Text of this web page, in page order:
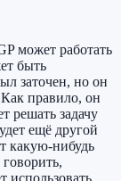
может работать
быть
заточен, но он
правило, он
решать задачу
ещё другой
какую-нибудь
использовать.